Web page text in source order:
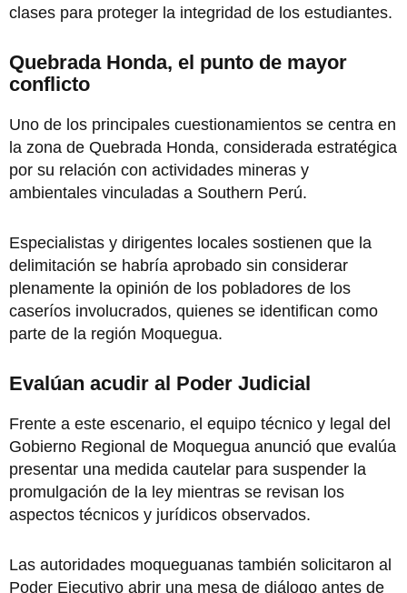
clases para proteger la integridad de los estudiantes.
Quebrada Honda, el punto de mayor
conflicto
Uno de los principales cuestionamientos se centra en
la zona de Quebrada Honda, considerada estratégica
por su relación con actividades mineras y
ambientales vinculadas a Southern Perú.
Especialistas y dirigentes locales sostienen que la
delimitación se habría aprobado sin considerar
plenamente la opinión de los pobladores de los
caseríos involucrados, quienes se identifican como
parte de la región Moquegua.
Evalúan acudir al Poder Judicial
Frente a este escenario, el equipo técnico y legal del
Gobierno Regional de Moquegua anunció que evalúa
presentar una medida cautelar para suspender la
promulgación de la ley mientras se revisan los
aspectos técnicos y jurídicos observados.
Las autoridades moqueguanas también solicitaron al
Poder Ejecutivo abrir una mesa de diálogo antes de